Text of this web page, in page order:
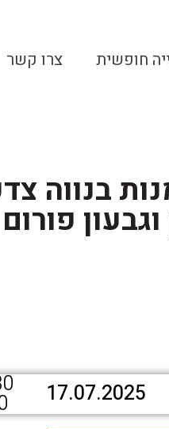
חופשית צרו קשר
בנווה
וגבעון
17.07.2025